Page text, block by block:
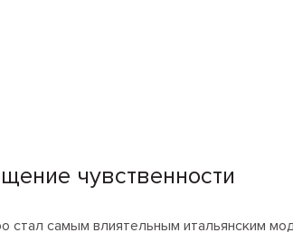
чувственности
стал самым влиятельным итальянским